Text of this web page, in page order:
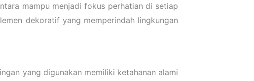
mampu menjadi fokus perhatian di setiap
dekoratif yang memperindah lingkungan
yang digunakan memiliki ketahanan alami